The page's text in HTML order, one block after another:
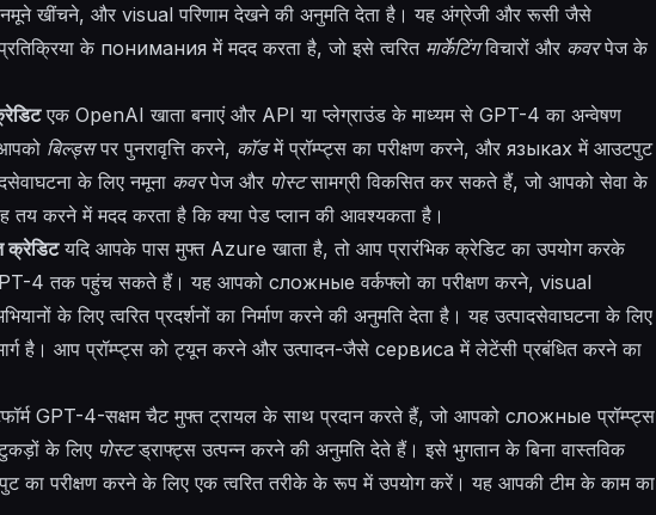
खींचने, और visual परिणाम देखने की अनुमति देता है। यह अंग्रेजी और रूसी जैसे
के понимания में मदद करता है, जो इसे त्वरित मार्केटिंगविचारों और कवरपेज के
एक OpenAI खाता बनाएं और API या प्लेग्राउंड के माध्यम से GPT-4 का अन्वेषण
बिल्ड्सपर पुनरावृत्ति करने, कॉडमें प्रॉम्प्ट्स का परीक्षण करने, और языках में आउटपुट
के लिए नमूना कवरपेज और पोस्टसामग्री विकसित कर सकते हैं, जो आपको सेवा के
तय करने में मदद करता है कि क्या पेड प्लान की आवश्यकता है।
यदि आपके पास मुफ्त Azure खाता है, तो आप प्रारंभिक क्रेडिट का उपयोग करके
4 तक पहुंच सकते हैं। यह आपको сложные वर्कफ्लो का परीक्षण करने, visual
के लिए त्वरित प्रदर्शनों का निर्माण करने की अनुमति देता है। यह उत्पादसेवाघटना के लिए
है। आप प्रॉम्प्ट्स को ट्यून करने और उत्पादन-जैसे сервиса में लेटेंसी प्रबंधित करने का
GPT-4-सक्षम चैट मुफ्त ट्रायल के साथ प्रदान करते हैं, जो आपको сложные प्रॉम्प्ट्स
के लिए पोस्टड्राफ्ट्स उत्पन्न करने की अनुमति देते हैं। इसे भुगतान के बिना वास्तविक
का परीक्षण करने के लिए एक त्वरित तरीके के रूप में उपयोग करें। यह आपकी टीम के काम का